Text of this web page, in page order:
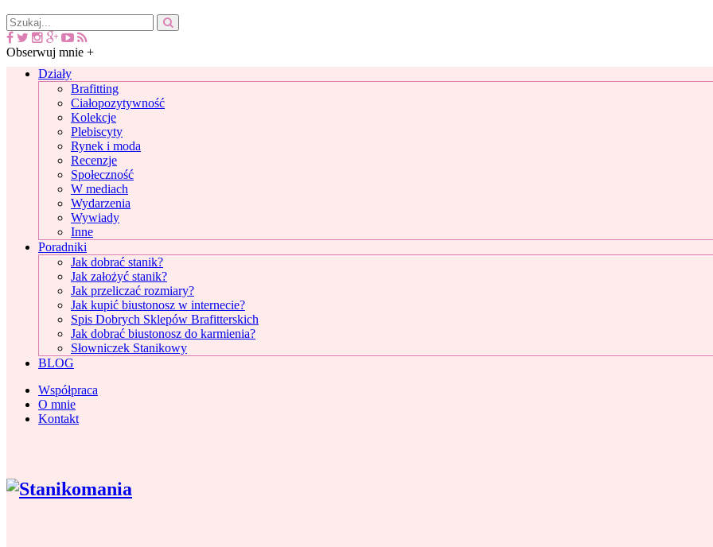
Obserwuj mnie +
Działy
Brafitting
Ciałopozytywność
Kolekcje
Plebiscyty
Rynek i moda
Recenzje
Społeczność
W mediach
Wydarzenia
Wywiady
Inne
Poradniki
Jak dobrać stanik?
Jak założyć stanik?
Jak przeliczać rozmiary?
Jak kupić biustonosz w internecie?
Spis Dobrych Sklepów Brafitterskich
Jak dobrać biustonosz do karmienia?
Słowniczek Stanikowy
BLOG
Współpraca
O mnie
Kontakt